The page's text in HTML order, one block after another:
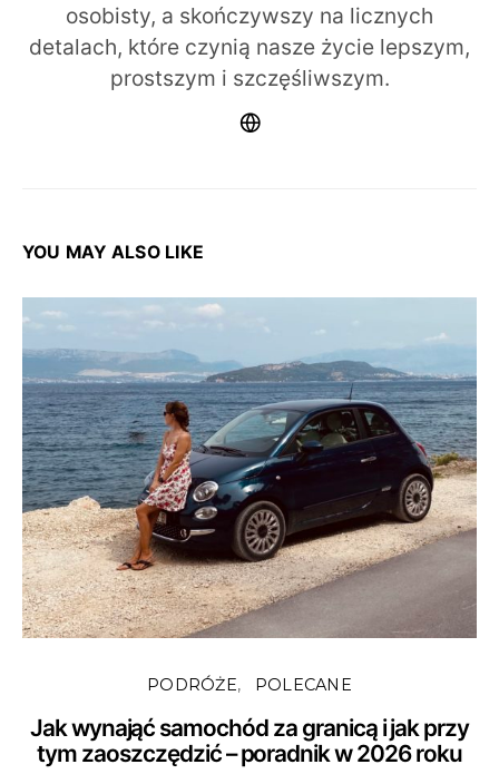
osobisty, a skończywszy na licznych
detalach, które czynią nasze życie lepszym,
prostszym i szczęśliwszym.
YOU MAY ALSO LIKE
PODRÓŻE POLECANE
Jak wynająć samochód za granicą i jak przy
tym zaoszczędzić – poradnik w 2026 roku